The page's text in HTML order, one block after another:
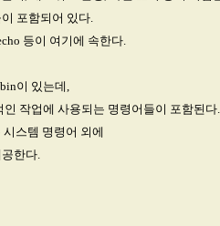
포함되어 있다.
등이 여기에 속한다.
이 있는데,
작업에 사용되는 명령어들이 포함된다.
스템 명령어 외에
한다.